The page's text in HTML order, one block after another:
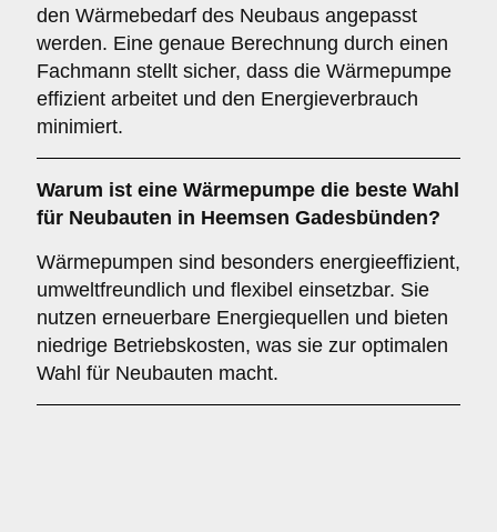
den Wärmebedarf des Neubaus angepasst
werden. Eine genaue Berechnung durch einen
Fachmann stellt sicher, dass die Wärmepumpe
effizient arbeitet und den Energieverbrauch
minimiert.
Warum ist eine Wärmepumpe die beste Wahl
für Neubauten in Heemsen Gadesbünden?
Wärmepumpen sind besonders energieeffizient,
umweltfreundlich und flexibel einsetzbar. Sie
nutzen erneuerbare Energiequellen und bieten
niedrige Betriebskosten, was sie zur optimalen
Wahl für Neubauten macht.